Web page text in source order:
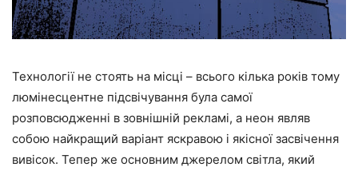
Технології не стоять на місці – всього кілька років тому
люмінесцентне підсвічування була самої
розповсюдженні в зовнішній рекламі, а неон являв
собою найкращий варіант яскравою і якісної засвічення
вивісок. Тепер же основним джерелом світла, який